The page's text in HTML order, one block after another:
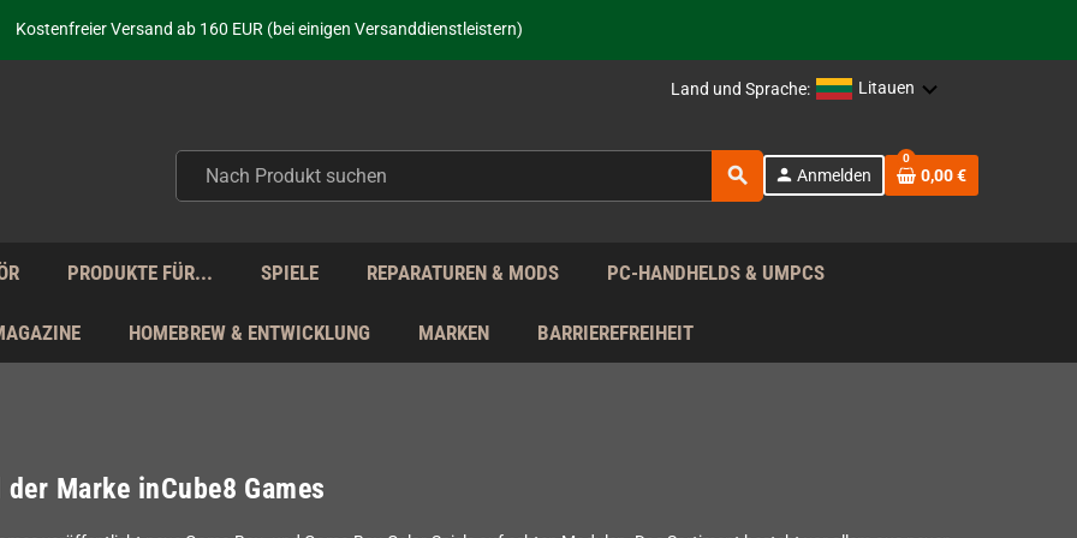
Kostenfreier Versand ab 160 EUR (bei einigen Versanddienstleistern)
Seit über 20 Jahren Deine Anlaufstelle für neue Retro-Hardware!
Täglicher Versand Mo - Fr aus Deutschland - zollfrei innerhalb der EU!
Land und Sprache: Litauen
search person Anmelden
0
0,00 €
PRODUKTE FÜR... SPIELE REPARATUREN & MODS PC-HANDHELDS & UMPCS
HOMEBREW & ENTWICKLUNG MARKEN BARRIEREFREIHEIT
Marke inCube8 Games